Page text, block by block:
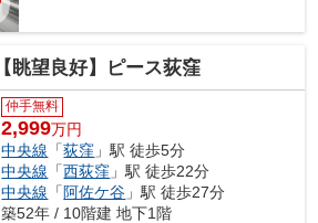
【眺望良好】ピース荻窪
仲手無料
2,999万円
中央線 「荻窪 」駅 徒歩5分
中央線 「西荻窪 」駅 徒歩22分
中央線 「 阿佐ケ谷 」駅 徒歩27分
築52年 / 10階建 地下1階